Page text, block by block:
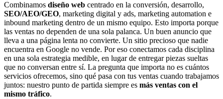
Combinamos diseño web centrado en la conversión, desarrollo,
SEO/AEO/GEO, marketing digital y ads, marketing automation e
inbound marketing dentro de un mismo equipo. Esto importa porque
las ventas no dependen de una sola palanca. Un buen anuncio que
lleva a una página lenta no convierte. Un sitio precioso que nadie
encuentra en Google no vende. Por eso conectamos cada disciplina
en una sola estrategia medible, en lugar de entregar piezas sueltas
que no conversan entre sí. La pregunta que importa no es cuántos
servicios ofrecemos, sino qué pasa con tus ventas cuando trabajamos
juntos: nuestro punto de partida siempre es más ventas con el
mismo tráfico.